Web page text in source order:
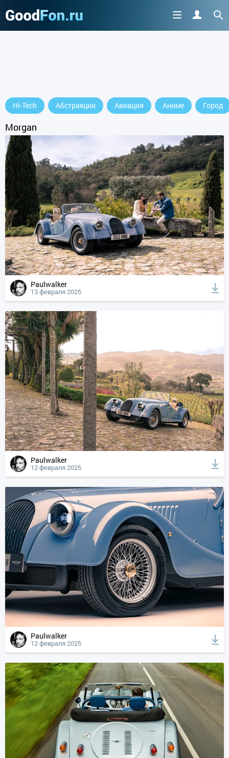
Hi-Tech Абстракции Авиация Аниме Город
Morgan
Paulwalker
13 февраля 2025
Paulwalker
12 февраля 2025
Paulwalker
12 февраля 2025